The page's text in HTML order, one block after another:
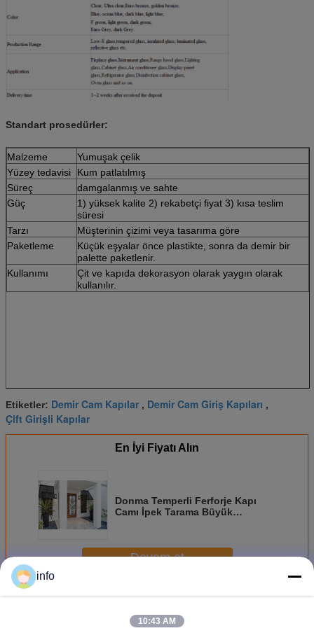
Standart prosedürler:
Malzeme
Yumuşak çelik
Yüzey tedavisi
Kum patlatılmış
Süreç
damgalanmış ve sahte
Güç
1) yüksek kalite 2) rekabetçi fiyat 3) kısa teslim
süresi
Tarzı
Müşterinin çizimi veya tasarıma göre
Paketleme
Küçük eşyalar önce plastikte, sonra da demir bir
palette paketlenir.
Kullanımı
Çit ve kapıda dekorasyon olarak yaygın olarak
kullanılır.
Etiketler: Demir Cam Kapılar , Demir Cam Giriş Kapıları ,
Çift Girişli Kapılar
En İyi Fiyatı Alın
Donma Temperli Ferforje Kapı
Camı İpek Tarama Büyük
Devam et
DahaFerforje Cam
info
10:43 AM